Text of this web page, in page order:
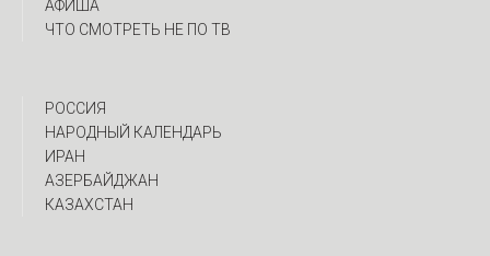
АФИША
ЧТО СМОТРЕТЬ НЕ ПО ТВ
РОССИЯ
НАРОДНЫЙ КАЛЕНДАРЬ
ИРАН
АЗЕРБАЙДЖАН
КАЗАХСТАН